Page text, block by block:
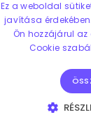
1.160000 €
Ez a weboldal
javítása
Ön hozzájárul
Cookie